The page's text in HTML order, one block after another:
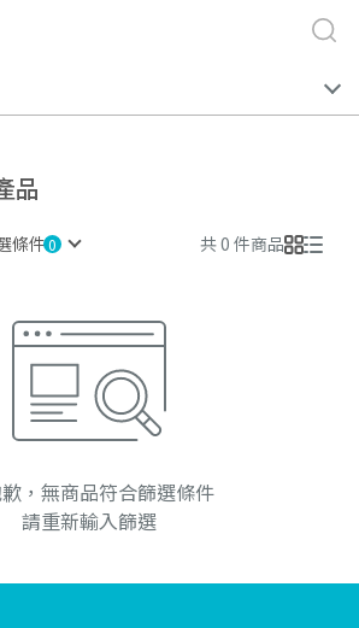
品
條件 共 0 件商品
，無商品符合篩選條件
請重新輸入篩選